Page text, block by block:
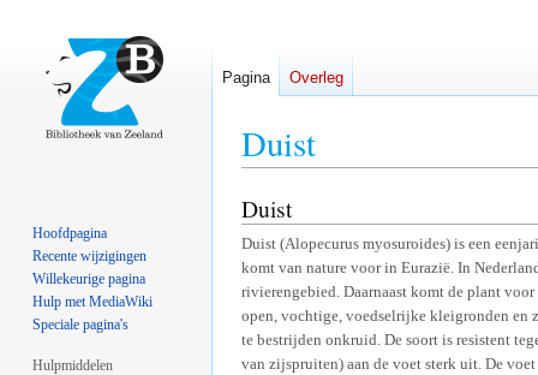
Duist
Naar
navigatie
springen
Naar
zoeken
springen
Duist
Duist (Alopecurus myosuroides) is een
komt van nature voor in Eurazië. In
rivierengebied. Daarnaast komt de plant
open, vochtige, voedselrijke kleigronden en
te bestrijden onkruid. De soort is resistent
van zijspruiten) aan de voet sterk uit. De
Pagina Overleg
Hoofdpagina
Recente wijzigingen
Willekeurige pagina
Hulp met MediaWiki
Speciale pagina's
Hulpmiddelen